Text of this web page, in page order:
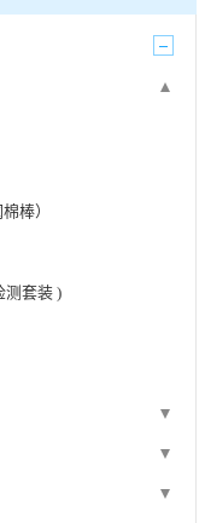
棒）
测套装 )